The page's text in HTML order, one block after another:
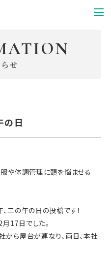
せ
日
や体調管理に頭を悩ませる
二の午の日の投稿です！
17日でした。
ら屋台が連なり、両日、本社